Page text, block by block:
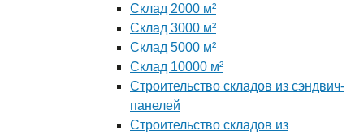
Склад 2000 м²
Склад 3000 м²
Склад 5000 м²
Склад 10000 м²
Строительство складов из сэндвич-
панелей
Строительство складов из